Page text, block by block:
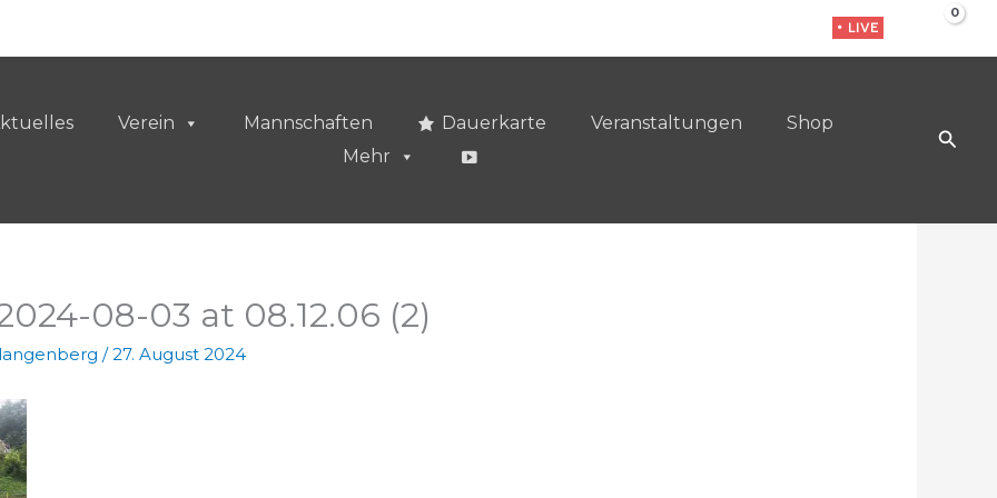
• LIVE
Verein Mannschaften Dauerkarte Veranstaltungen
Shop
Mehr
08-03 at 08.12.06 (2)
/27. August 2024